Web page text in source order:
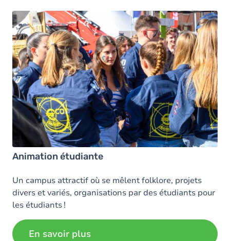
Animation étudiante
Un campus attractif où se mêlent folklore, projets
divers et variés, organisations par des étudiants pour
les étudiants !
En savoir plus